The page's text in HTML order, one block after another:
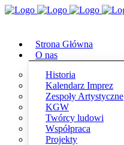
Strona Główna
O nas
Historia
Kalendarz Imprez
Zespoły Artystyczne
KGW
Twórcy ludowi
Współpraca
Projekty